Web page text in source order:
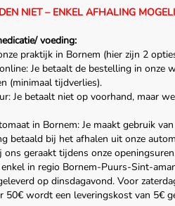
NIET – ENKEL AFHALING
voeding:
praktijk in Bornem (hier zijn 2
Je betaalt de bestelling in onze
(minimaal tijdverlies).
Je betaalt niet op voorhand, maar
in Bornem: Je maakt gebruik
betaald bij het afhalen uit onze
ons geraakt tijdens onze
in regio Bornem-Puurs-Sint-
op dinsdagavond. Voor
50€ wordt een leveringskost van 5€